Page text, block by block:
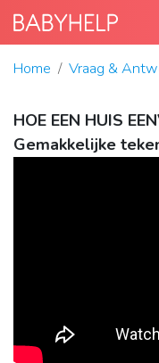
Home Vraag &
HOE EEN HUIS
Gemakkelijke